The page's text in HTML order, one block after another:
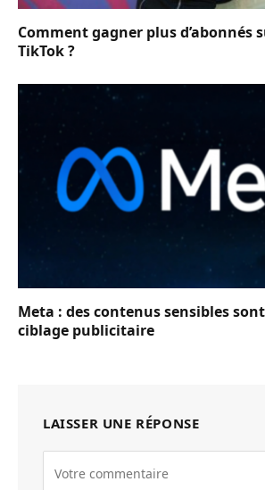
Comment gagner plus d’abonnés
TikTok ?
Meta : des contenus sensibles
ciblage publicitaire
LAISSER UNE RÉPONSE